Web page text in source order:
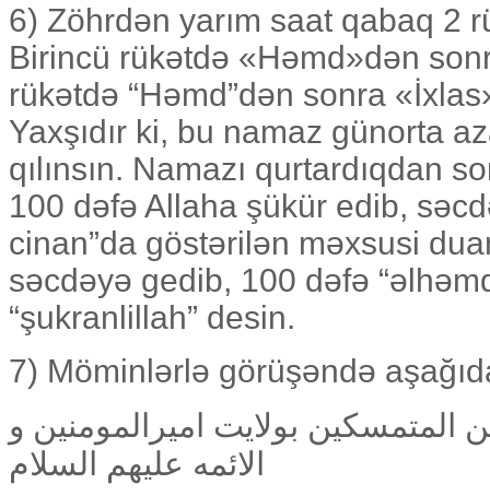
6) Zöhrdən yarım saat qabaq 2
Birincü rükətdə «Həmd»dən
rükətdə “Həmd”dən sonra
Yaxşıdır ki, bu namaz günorta
qılınsın. Namazı qurtardıqdan
100 dəfə Allaha şükür edib,
cinan”da göstərilən məxsusi
səcdəyə gedib, 100 dəfə
“şukranlillah” desin.
7) Möminlərlə görüşəndə
المتمسکین بولایت اميرالمومنين و
الائمه عليهم السلام